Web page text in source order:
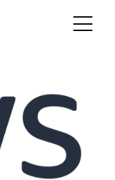
Projekte
Technologien